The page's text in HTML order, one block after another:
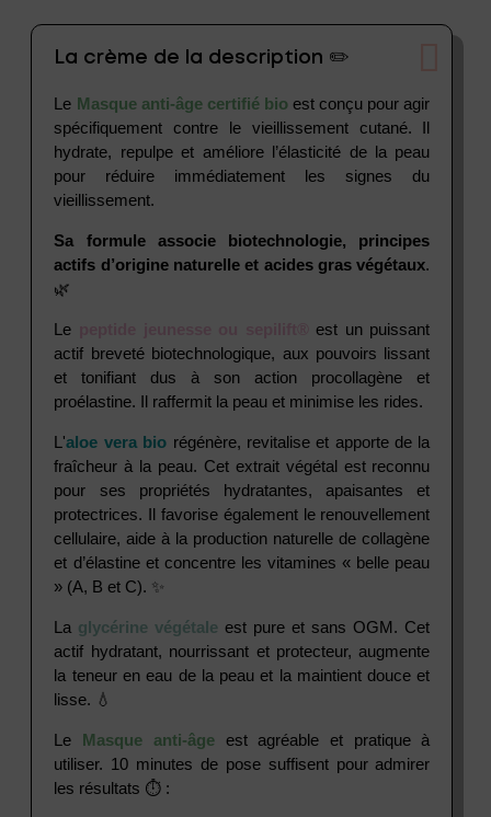
La crème de la description ✏️
Le Masque anti-âge certifié bio est conçu pour agir
spécifiquement contre le vieillissement cutané. Il
hydrate, repulpe et améliore l’élasticité de la peau
pour réduire immédiatement les signes du
vieillissement.
Sa formule associe biotechnologie, principes
actifs d’origine naturelle et acides gras végétaux.
🌿
Le
est un puissant
actif breveté biotechnologique, aux pouvoirs lissant
et tonifiant dus à son action procollagène et
proélastine. Il raffermit la peau et minimise les rides.
L'aloe vera bio régénère, revitalise et apporte de la
fraîcheur à la peau. Cet extrait végétal est reconnu
pour ses propriétés hydratantes, apaisantes et
protectrices. Il favorise également le renouvellement
cellulaire, aide à la production naturelle de collagène
et d’élastine et concentre les vitamines « belle peau
» (A, B et C). ✨
La glycérine végétale est pure et sans OGM. Cet
actif hydratant, nourrissant et protecteur, augmente
la teneur en eau de la peau et la maintient douce et
lisse. 💧
Le Masque anti-âgeest agréable et pratique à
utiliser. 10 minutes de pose suffisent pour admirer
les résultats ⏱ :